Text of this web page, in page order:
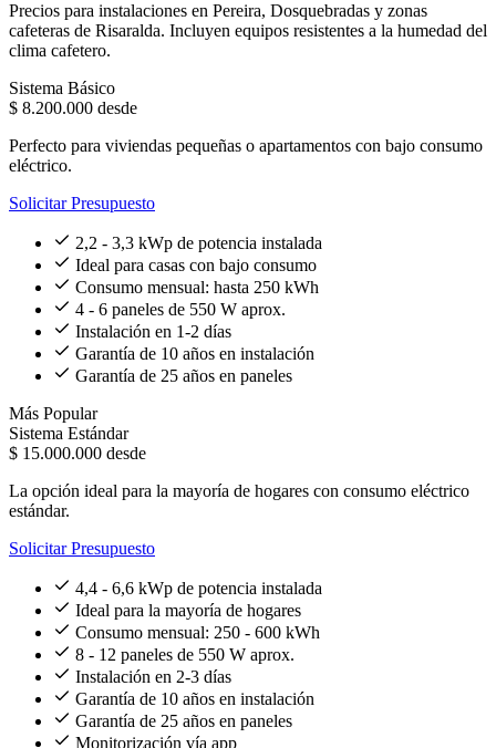
Precios para instalaciones en Pereira, Dosquebradas y zonas
cafeteras de Risaralda. Incluyen equipos resistentes a la humedad del
clima cafetero.
Sistema Básico
$ 8.200.000 desde
Perfecto para viviendas pequeñas o apartamentos con bajo consumo
eléctrico.
Solicitar Presupuesto
2,2 - 3,3 kWp de potencia instalada
Ideal para casas con bajo consumo
Consumo mensual: hasta 250 kWh
4 - 6 paneles de 550 W aprox.
Instalación en 1-2 días
Garantía de 10 años en instalación
Garantía de 25 años en paneles
Más Popular
Sistema Estándar
$ 15.000.000 desde
La opción ideal para la mayoría de hogares con consumo eléctrico
estándar.
Solicitar Presupuesto
4,4 - 6,6 kWp de potencia instalada
Ideal para la mayoría de hogares
Consumo mensual: 250 - 600 kWh
8 - 12 paneles de 550 W aprox.
Instalación en 2-3 días
Garantía de 10 años en instalación
Garantía de 25 años en paneles
Monitorización vía app